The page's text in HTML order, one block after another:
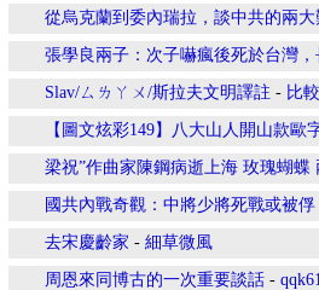
從烏克蘭到委內瑞拉，談中共的兩大
張學良兩子：次子嚇瘋後死於台灣
Slav/ㄙㄌㄚㄨ/斯拉夫文明譯註 - 比
【圖文炫彩149】八大山人開山款歐
梁祝”作曲家陳鋼病逝上海 玫瑰蝴
國共內戰奇觀：中將少將死戰或被
去宋慶齡家 - 細草微風
周恩來同博古的一次重要談話 -